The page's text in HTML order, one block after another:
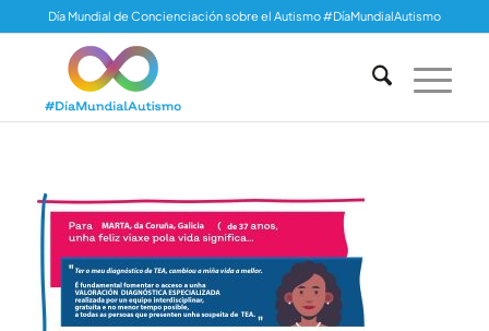
Día Mundial de Concienciación sobre el Autismo #DíaMundialAutismo